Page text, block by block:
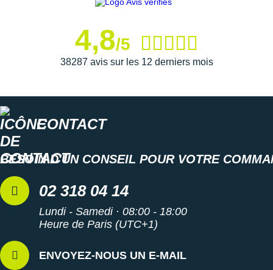
4,8/5
38287 avis sur les 12 derniers mois
CONTACT
BESOIN D'UN CONSEIL POUR VOTRE
02 318 04 14
Lundi - Samedi · 08:00 - 18:00
Heure de Paris (UTC+1)
ENVOYEZ-NOUS UN E-MAIL